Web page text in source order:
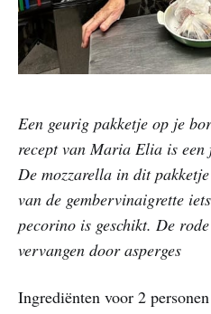
Een geurig pakketje op je
recept van Maria Elia is een
De mozzarella in dit
van de gembervinaigrette
pecorino is geschikt. De
vervangen door asperges
Ingrediënten voor 2 personen